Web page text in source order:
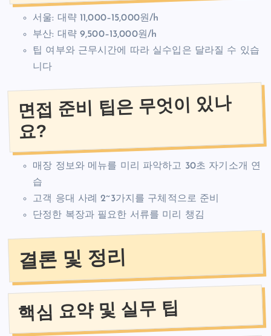
서울: 대략 11,000–15,000원/h
부산: 대략 9,500–13,000원/h
팁 여부와 근무시간에 따라 실수입은 달라질 수 있습
니다
면접 준비 팁은 무엇이 있나
요?
매장 정보와 메뉴를 미리 파악하고 30초 자기소개 연
습
고객 응대 사례 2~3가지를 구체적으로 준비
단정한 복장과 필요한 서류를 미리 챙김
결론 및 정리
핵심 요약 및 실무 팁